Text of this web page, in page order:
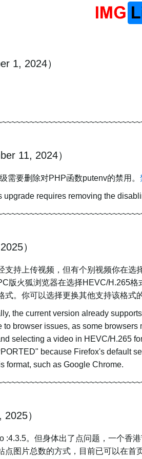
1, 2024）
11, 2024）
需要删除对PHP函数putenv的禁用。
upgrade requires removing the
）
支持上传视频，但有个别视频你在
版火狐浏览器在选择HEVC/H.265
式。你可以选择更换其他支持该格式
the current version already
browser issues, as some
selecting a video in HEVC/H.265
because Firefox's default
format, such as Google Chrome.
）
:4.3.5。但身体出了点问题，一个香
点图片总数的方式，目前已可以在首